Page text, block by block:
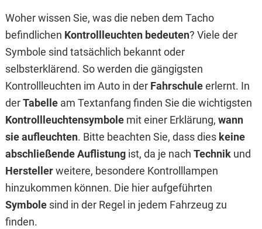
Woher wissen Sie, was die neben dem Tacho
befindlichen Kontrollleuchten bedeuten? Viele der
Symbole sind tatsächlich bekannt oder
selbsterklärend. So werden die gängigsten
Kontrollleuchten im Auto in der Fahrschuleerlernt. In
derTabelle am Textanfang finden Sie die wichtigsten
Kontrollleuchtensymbole mit einer Erklärung, wann
sie aufleuchten. Bitte beachten Sie, dass dies keine
abschließende Auflistungist, da je nach Technik und
Herstellerweitere, besondere Kontrolllampen
hinzukommen können. Die hier aufgeführten
Symbole sind in der Regel in jedem Fahrzeug zu
finden.